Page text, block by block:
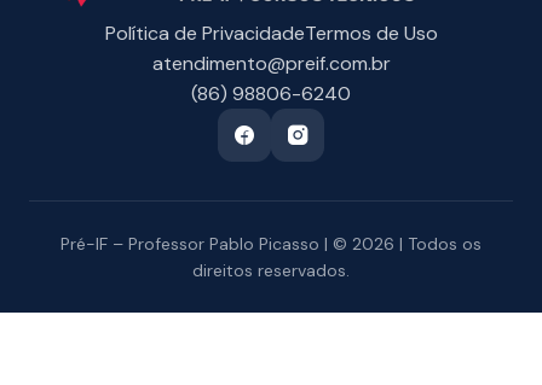
Política de PrivacidadeTermos de Uso
atendimento@preif.com.br
(86) 98806-6240
Pré-IF – Professor Pablo Picasso | © 2026 | Todos os
direitos reservados.